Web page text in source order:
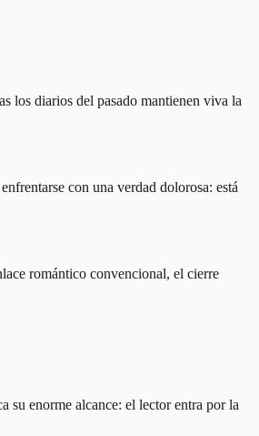
los diarios del pasado mantienen viva la
con una verdad dolorosa: está
romántico convencional, el cierre
su enorme alcance: el lector entra por la